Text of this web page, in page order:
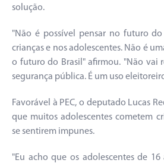
solução.
"Não é possível pensar no futuro do
crianças e nos adolescentes. Não é
o futuro do Brasil" afirmou. "Não vai
segurança pública. É um uso
Favorável à PEC, o deputado Lucas
que muitos adolescentes cometem
se sentirem impunes.
"Eu acho que os adolescentes de